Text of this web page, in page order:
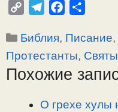
p
y
L
l
e
g
a
c
e
b
п
р
а
Рубрики
Библия, Писание,
Протестанты,
Похожие
О грехе хулы